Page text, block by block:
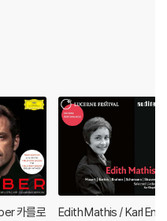
카를로
Edith Mathis / Karl En